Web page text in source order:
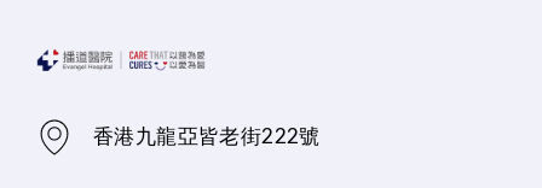
香港九龍亞皆老街222號